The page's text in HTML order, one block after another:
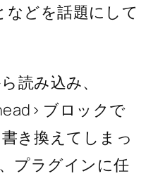
どを話題にして
読み込み、
ブロックで
き換えてしまっ
プラグインに任